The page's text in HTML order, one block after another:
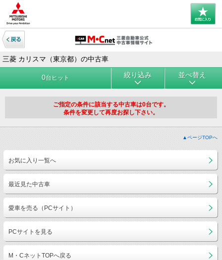
三菱 カリスマ（東京都）の中古車
0台ヒット 絞り込み 並べ替え
ご指定の条件に該当する中古車は0台です。
条件を変更して再度お探し下さい。
▲ページTOPへ
お気に入り一覧へ
最近見た中古車
愛車を売る（PCサイト）
PCサイトを見る
M・CネットTOPへ戻る